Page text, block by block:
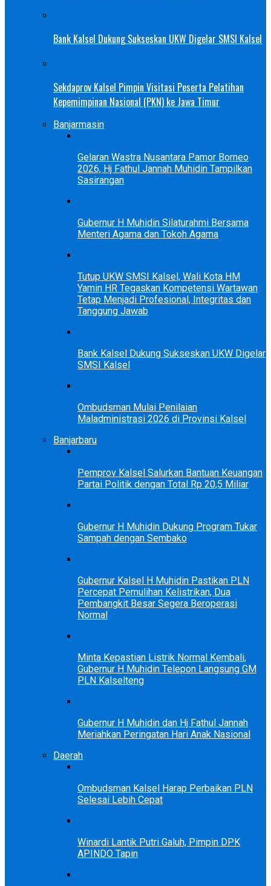
Bank Kalsel Dukung Sukseskan UKW Digelar SMSI Kalsel
Sekdaprov Kalsel Pimpin Visitasi Peserta Pelatihan
Kepemimpinan Nasional (PKN) ke Jawa Timur
Banjarmasin
Gelaran Wastra Nusantara Pamor Borneo
2026, Hj Fathul Jannah Muhidin Tampilkan
Sasirangan
Gubernur H Muhidin Silaturahmi Bersama
Menteri Agama dan Tokoh Agama
Tutup UKW SMSI Kalsel, Wali Kota HM
Yamin HR Tegaskan Kompetensi Wartawan
Tetap Menjadi Profesional, Integritas dan
Tanggung Jawab
Bank Kalsel Dukung Sukseskan UKW Digelar
SMSI Kalsel
Ombudsman Mulai Penilaian
Maladministrasi 2026 di Provinsi Kalsel
Banjarbaru
Pemprov Kalsel Salurkan Bantuan Keuangan
Partai Politik dengan Total Rp 20,5 Miliar
Gubernur H Muhidin Dukung Program Tukar
Sampah dengan Sembako
Gubernur Kalsel H Muhidin Pastikan PLN
Percepat Pemulihan Kelistrikan, Dua
Pembangkit Besar Segera Beroperasi
Normal
Minta Kepastian Listrik Normal Kembali,
Gubernur H Muhidin Telepon Langsung GM
PLN Kalselteng
Gubernur H Muhidin dan Hj Fathul Jannah
Meriahkan Peringatan Hari Anak Nasional
Daerah
Ombudsman Kalsel Harap Perbaikan PLN
Selesai Lebih Cepat
Winardi Lantik Putri Galuh, Pimpin DPK
APINDO Tapin